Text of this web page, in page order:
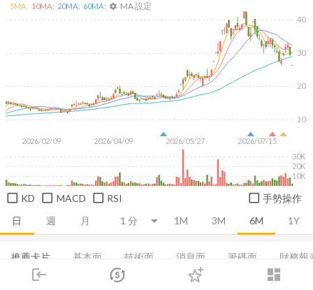
login dashboard
市場 登入
日 週 月 1M 3M 6M 1Y
2026/02/09 2026/04/09 2026/05/27 2026/07/15
10
20
30
40
10K
20K
30K
5MA: 10MA: 20MA: 60MA: settings MA 設定
KD MACD RSI 手勢操作
推薦卡片 基本面 技術面 消息面 籌碼面 財務報
集保分布 基本概況